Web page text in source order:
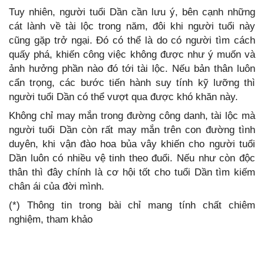
Tuy nhiên, người tuổi Dần cần lưu ý, bên cạnh những
cát lành về tài lộc trong năm, đôi khi người tuổi này
cũng gặp trở ngại. Đó có thể là do có người tìm cách
quấy phá, khiến công việc không được như ý muốn và
ảnh hưởng phần nào đó tới tài lộc. Nếu bản thân luôn
cẩn trọng, các bước tiến hành suy tính kỹ lưỡng thì
người tuổi Dần có thể vượt qua được khó khăn này.
Không chỉ may mắn trong đường công danh, tài lộc mà
người tuổi Dần còn rất may mắn trên con đường tình
duyên, khi vận đào hoa bủa vây khiến cho người tuổi
Dần luôn có nhiều vệ tinh theo đuổi. Nếu như còn độc
thân thì đây chính là cơ hội tốt cho tuổi Dần tìm kiếm
chân ái của đời mình.
(*) Thông tin trong bài chỉ mang tính chất chiêm
nghiệm, tham khảo